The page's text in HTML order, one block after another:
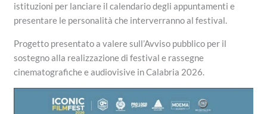
istituzioni per lanciare il calendario degli appuntamenti e
presentare le personalità che interverranno al festival.
Progetto presentato a valere sull’Avviso pubblico per il
sostegno alla realizzazione di festival e rassegne
cinematografiche e audiovisive in Calabria 2026.